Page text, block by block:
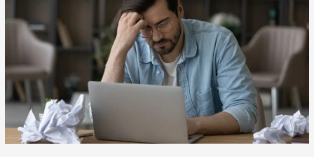
¿influyen
emociones
en
desempeño
laboral?